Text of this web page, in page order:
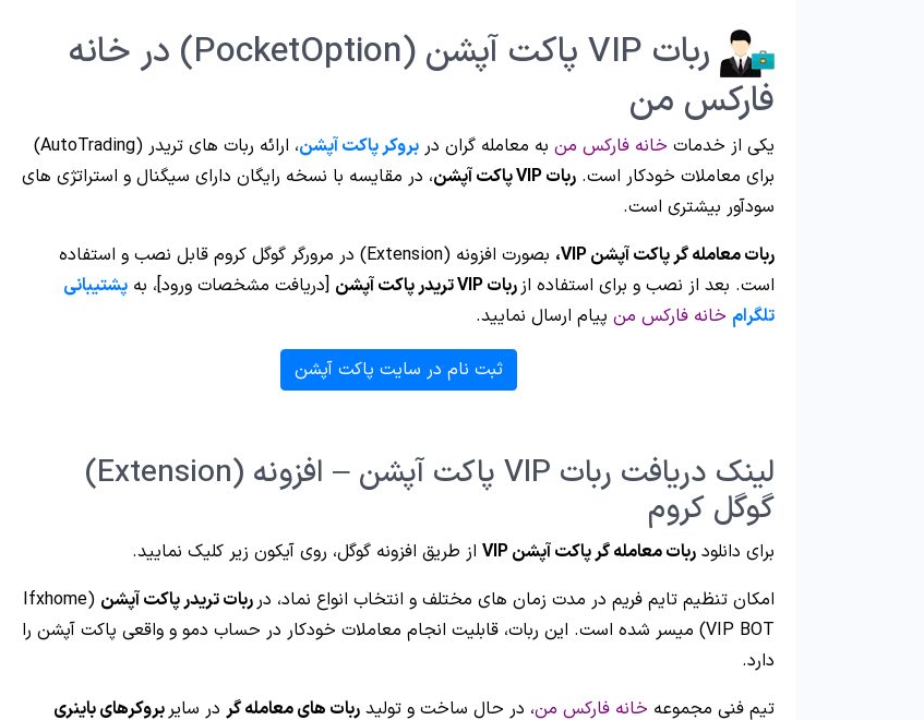
ربات VIP پاکت آپشن (PocketOption) در خانه
فارکس من
یکی از خدمات خانه فارکس من به معامله گران در بروکر پاکت آپشن
، ارائه ربات های تریدر (AutoTrading)
برای معاملات خودکار است. ربات VIP پاکت آپشن
، در مقایسه با نسخه رایگان دارای سیگنال و استراتژی های
سودآور بیشتری است.
ربات معامله گر پاکت آپشن VIP،
بصورت افزونه (Extension) در مرورگر گوگل کروم قابل نصب و استفاده
است. بعد از نصب و برای استفاده ازربات VIP تریدر پاکت آپشن [دریافت مشخصات ورود]، به پشتیبانی
تلگرام خانه فارکس من پیام ارسال نمایید.
ثبت نام در سایت پاکت آپشن
لینک دریافت ربات VIP پاکت آپشن – افزونه (Extension)
گوگل کروم
برای دانلود ربات معامله گر پاکت آپشن VIP
از طریق افزونه گوگل، روی آیکون زیر کلیک نمایید.
امکان تنظیم تایم فریم در مدت زمان های مختلف و انتخاب انواع نماد، درربات تریدر پاکت آپشن (Ifxhome
VIP BOT) میسر شده است. این ربات، قابلیت انجام معاملات خودکار در حساب دمو و واقعی پاکت آپشن را
دارد.
تیم فنی مجموعه خانه فارکس من، در حال ساخت و تولید ربات های معامله گر در سایربروکرهای باینری